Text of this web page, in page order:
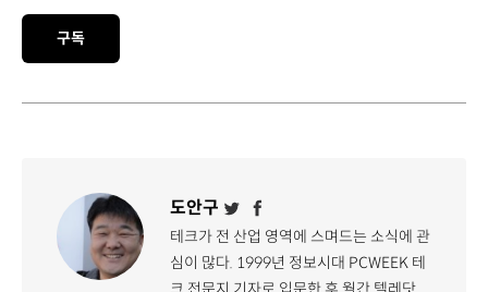
구독
도안구
테크가 전 산업 영역에 스며드는 소식에 관
심이 많다. 1999년 정보시대 PCWEEK 테